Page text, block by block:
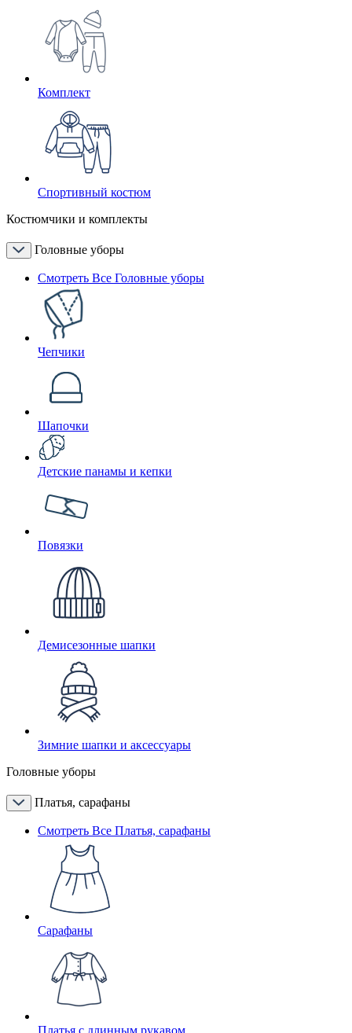
Комплект
Спортивный костюм
Костюмчики и комплекты
Головные уборы
Смотреть Все Головные уборы
Чепчики
Шапочки
Детские панамы и кепки
Повязки
Демисезонные шапки
Зимние шапки и аксессуары
Головные уборы
Платья, сарафаны
Смотреть Все Платья, сарафаны
Сарафаны
Платья с длинным рукавом